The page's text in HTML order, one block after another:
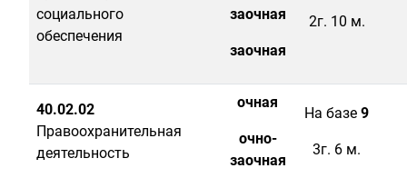
социального
обеспечения
заочная
заочная
2г. 10 м.
40.02.02
Правоохранительная
деятельность
очная
очно-
заочная
На базе 9
3г. 6 м.